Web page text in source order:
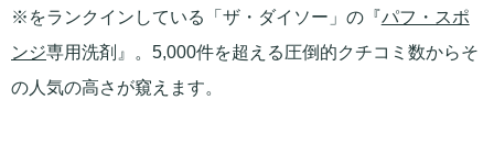
※をランクインしている「ザ・ダイソー」の『パフ・スポ
ンジ専用洗剤』。5,000件を超える圧倒的クチコミ数からそ
の人気の高さが窺えます。